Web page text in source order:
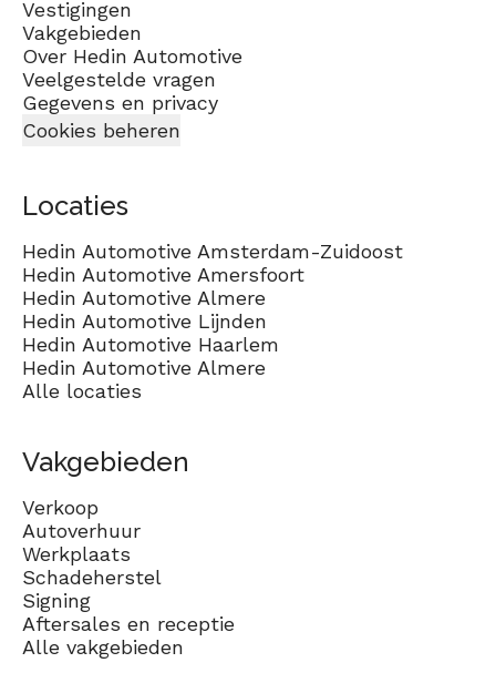
Vestigingen
Vakgebieden
Over Hedin Automotive
Veelgestelde vragen
Gegevens en privacy
Cookies beheren
Locaties
Hedin Automotive Amsterdam-Zuidoost
Hedin Automotive Amersfoort
Hedin Automotive Almere
Hedin Automotive Lijnden
Hedin Automotive Haarlem
Hedin Automotive Almere
Alle locaties
Vakgebieden
Verkoop
Autoverhuur
Werkplaats
Schadeherstel
Signing
Aftersales en receptie
Alle vakgebieden